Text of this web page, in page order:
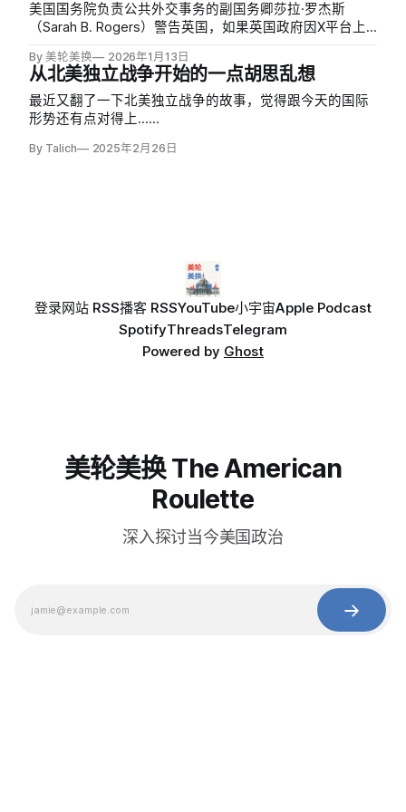
美国国务院负责公共外交事务的副国务卿莎拉·罗杰斯
（Sarah B. Rogers）警告英国，如果英国政府因X平台上
除任何选项」。
By 美轮美换 2026年1月13日
从北美独立战争开始的一点胡思乱想
最近又翻了一下北美独立战争的故事，觉得跟今天的国际
形势还有点对得上……
By Talich 2025年2月26日
登录网站 RSS播客 RSSYouTube小宇宙Apple Podcast
SpotifyThreadsTelegram
Powered by Ghost
美轮美换 The American
Roulette
深入探讨当今美国政治